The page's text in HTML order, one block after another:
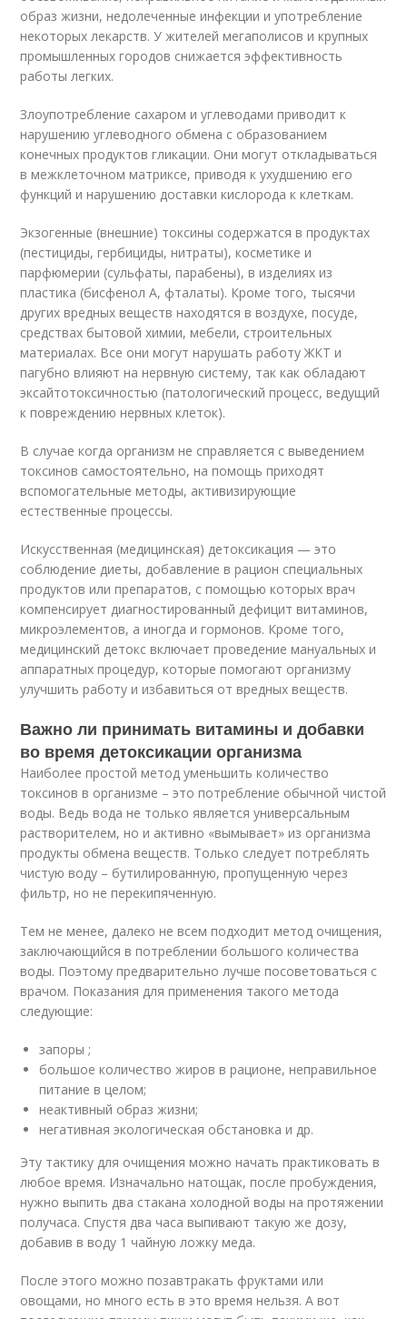
образ жизни, недолеченные инфекции и употребление
некоторых лекарств. У жителей мегаполисов и крупных
промышленных городов снижается эффективность
работы легких.
Злоупотребление сахаром и углеводами приводит к
нарушению углеводного обмена с образованием
конечных продуктов гликации. Они могут откладываться
в межклеточном матриксе, приводя к ухудшению его
функций и нарушению доставки кислорода к клеткам.
Экзогенные (внешние) токсины содержатся в продуктах
(пестициды, гербициды, нитраты), косметике и
парфюмерии (сульфаты, парабены), в изделиях из
пластика (бисфенол А, фталаты). Кроме того, тысячи
других вредных веществ находятся в воздухе, посуде,
средствах бытовой химии, мебели, строительных
материалах. Все они могут нарушать работу ЖКТ и
пагубно влияют на нервную систему, так как обладают
эксайтотоксичностью (патологический процесс, ведущий
к повреждению нервных клеток).
В случае когда организм не справляется с выведением
токсинов самостоятельно, на помощь приходят
вспомогательные методы, активизирующие
естественные процессы.
Искусственная (медицинская) детоксикация — это
соблюдение диеты, добавление в рацион специальных
продуктов или препаратов, с помощью которых врач
компенсирует диагностированный дефицит витаминов,
микроэлементов, а иногда и гормонов. Кроме того,
медицинский детокс включает проведение мануальных и
аппаратных процедур, которые помогают организму
улучшить работу и избавиться от вредных веществ.
Важно ли принимать витамины и добавки
во время детоксикации организма
Наиболее простой метод уменьшить количество
токсинов в организме – это потребление обычной чистой
воды. Ведь вода не только является универсальным
растворителем, но и активно «вымывает» из организма
продукты обмена веществ. Только следует потреблять
чистую воду – бутилированную, пропущенную через
фильтр, но не перекипяченную.
Тем не менее, далеко не всем подходит метод очищения,
заключающийся в потреблении большого количества
воды. Поэтому предварительно лучше посоветоваться с
врачом. Показания для применения такого метода
следующие:
запоры ;
большое количество жиров в рационе, неправильное
питание в целом;
неактивный образ жизни;
негативная экологическая обстановка и др.
Эту тактику для очищения можно начать практиковать в
любое время. Изначально натощак, после пробуждения,
нужно выпить два стакана холодной воды на протяжении
получаса. Спустя два часа выпивают такую же дозу,
добавив в воду 1 чайную ложку меда.
После этого можно позавтракать фруктами или
овощами, но много есть в это время нельзя. А вот